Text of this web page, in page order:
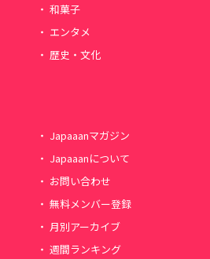
和菓子
エンタメ
歴史・文化
Japaaanマガジン
Japaaanについて
お問い合わせ
無料メンバー登録
月別アーカイブ
週間ランキング